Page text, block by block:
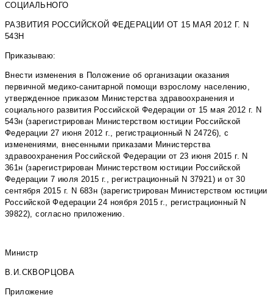
СОЦИАЛЬНОГО
РАЗВИТИЯ РОССИЙСКОЙ ФЕДЕРАЦИИ ОТ 15 МАЯ 2012 Г. N
543Н
Приказываю:
Внести изменения в Положение об организации оказания
первичной медико-санитарной помощи взрослому населению,
утвержденное приказом Министерства здравоохранения и
социального развития Российской Федерации от 15 мая 2012 г. N
543н (зарегистрирован Министерством юстиции Российской
Федерации 27 июня 2012 г., регистрационный N 24726), с
изменениями, внесенными приказами Министерства
здравоохранения Российской Федерации от 23 июня 2015 г. N
361н (зарегистрирован Министерством юстиции Российской
Федерации 7 июля 2015 г., регистрационный N 37921) и от 30
сентября 2015 г. N 683н (зарегистрирован Министерством юстиции
Российской Федерации 24 ноября 2015 г., регистрационный N
39822), согласно приложению.
Министр
В.И.СКВОРЦОВА
Приложение